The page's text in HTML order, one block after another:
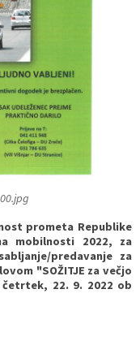
prometa Republike
mobilnosti 2022, za
predavanje za
"SOŽITJE za večjo
22. 9. 2022 ob